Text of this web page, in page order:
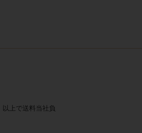
以上で送料当社負